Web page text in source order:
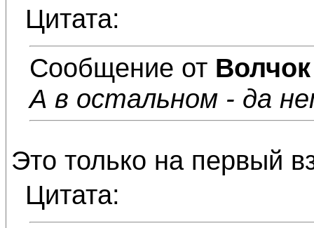
Цитата:
Сообщение от Волчок
А в остальном - да
Это только на первый
Цитата: